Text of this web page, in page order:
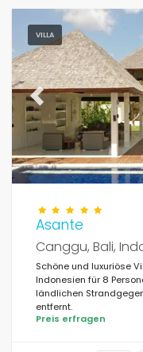
Zuletzt aufgerufen
Ihre Favoriten (0)
Neuheiten (0)
Am besten bewertete (1)
Luxusimmobilien (12)
Wochenende (0)
Des monats (0)
Für die Familie (10)
Für Paare
In Strandnähe
VILLA
Previous
Asante
Canggu, Bali,
Schöne und luxuriöse
Indonesien für 8
ländlichen
entfernt.
Preis erfragen